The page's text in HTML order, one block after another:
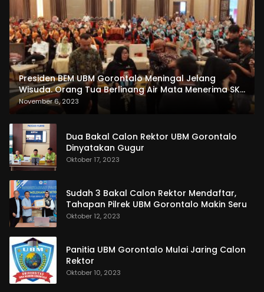
Presiden BEM UBM Gorontalo Meningal Jelang
Wisuda. Orang Tua Berlinang Air Mata Menerima SKL
dan Pemasangan Salempang
November 6, 2023
Dua Bakal Calon Rektor UBM Gorontalo
Dinyatakan Gugur
Oktober 17, 2023
Sudah 3 Bakal Calon Rektor Mendaftar,
Tahapan Pilrek UBM Gorontalo Makin Seru
Oktober 12, 2023
Panitia UBM Gorontalo Mulai Jaring Calon
Rektor
Oktober 10, 2023